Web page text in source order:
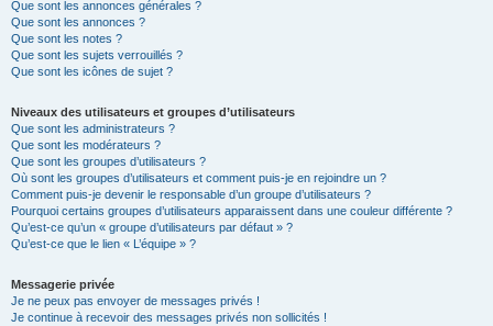
Que sont les annonces générales ?
Que sont les annonces ?
Que sont les notes ?
Que sont les sujets verrouillés ?
Que sont les icônes de sujet ?
Niveaux des utilisateurs et groupes d’utilisateurs
Que sont les administrateurs ?
Que sont les modérateurs ?
Que sont les groupes d’utilisateurs ?
Où sont les groupes d’utilisateurs et comment puis-je en rejoindre un ?
Comment puis-je devenir le responsable d’un groupe d’utilisateurs ?
Pourquoi certains groupes d’utilisateurs apparaissent dans une couleur différente ?
Qu’est-ce qu’un « groupe d’utilisateurs par défaut » ?
Qu’est-ce que le lien « L’équipe » ?
Messagerie privée
Je ne peux pas envoyer de messages privés !
Je continue à recevoir des messages privés non sollicités !